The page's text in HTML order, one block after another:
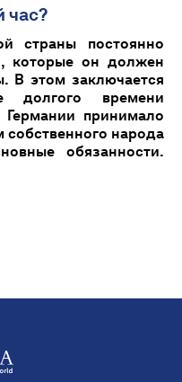
час?
страны постоянно
которые он должен
В этом заключается
долгого времени
Германии принимало
собственного народа
обязанности.